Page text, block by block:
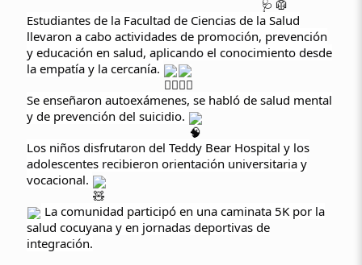
Estudiantes de la Facultad de Ciencias de la Salud
llevaron a cabo actividades de promoción, prevención
y educación en salud, aplicando el conocimiento desde
la empatía y la cercanía.
Se enseñaron autoexámenes, se habló de salud mental
y de prevención del suicidio.
Los niños disfrutaron del Teddy Bear Hospital y los
adolescentes recibieron orientación universitaria y
vocacional.
La comunidad participó en una caminata 5K por la
salud cocuyana y en jornadas deportivas de
integración.